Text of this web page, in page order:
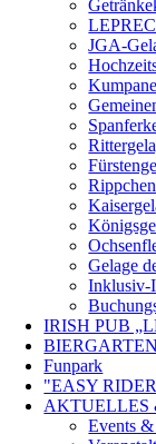
JGA-
Gelage
Inklusiv-
IRISH PUB
BIERGARTEN
Funpark
"EASY
AKTUELLES
Events &